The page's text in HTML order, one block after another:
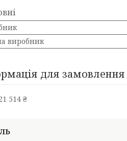
виробник
для замовлення
514 ₴